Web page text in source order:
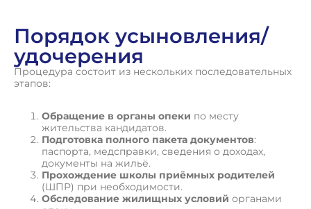
Порядок усыновления/
удочерения
Процедура состоит из нескольких последовательных
этапов:
Обращение в органы опеки по месту
жительства кандидатов.
Подготовка полного пакета документов:
паспорта, медсправки, сведения о доходах,
документы на жильё.
Прохождение школы приёмных родителей
(ШПР) при необходимости.
Обследование жилищных условий органами